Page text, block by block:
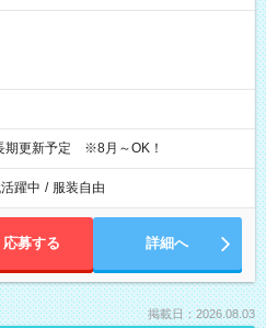
更新予定 ※8月～OK！
躍中 / 服装自由
応募する 詳細へ
掲載日：2026.08.03